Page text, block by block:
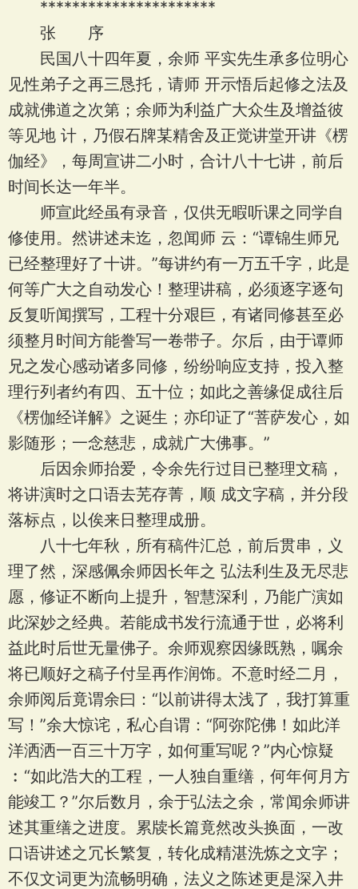
**********************
张 序
民国八十四年夏，余师 平实先生承多位明心
见性弟子之再三恳托，请师 开示悟后起修之法及
成就佛道之次第；余师为利益广大众生及增益彼
等见地 计，乃假石牌某精舍及正觉讲堂开讲《楞
伽经》，每周宣讲二小时，合计八十七讲，前后
时间长达一年半。
师宣此经虽有录音，仅供无暇听课之同学自
修使用。然讲述未迄，忽闻师 云：“谭锦生师兄
已经整理好了十讲。”每讲约有一万五千字，此是
何等广大之自动发心！整理讲稿，必须逐字逐句
反复听闻撰写，工程十分艰巨，有诸同修甚至必
须整月时间方能誊写一卷带子。尔后，由于谭师
兄之发心感动诸多同修，纷纷响应支持，投入整
理行列者约有四、五十位；如此之善缘促成往后
《楞伽经详解》之诞生；亦印证了“菩萨发心，如
影随形；一念慈悲，成就广大佛事。”
后因余师抬爱，令余先行过目已整理文稿，
将讲演时之口语去芜存菁，顺 成文字稿，并分段
落标点，以俟来日整理成册。
八十七年秋，所有稿件汇总，前后贯串，义
理了然，深感佩余师因长年之 弘法利生及无尽悲
愿，修证不断向上提升，智慧深利，乃能广演如
此深妙之经典。若能成书发行流通于世，必将利
益此时后世无量佛子。余师观察因缘既熟，嘱余
将已顺好之稿子付呈再作润饰。不意时经二月，
余师阅后竟谓余曰：“以前讲得太浅了，我打算重
写！”余大惊诧，私心自谓：“阿弥陀佛！如此洋
洋洒洒一百三十万字，如何重写呢？”内心惊疑
︰“如此浩大的工程，一人独自重缮，何年何月方
能竣工？”尔后数月，余于弘法之余，常闻余师讲
述其重缮之进度。累牍长篇竟然改头换面，一改
口语讲述之冗长繁复，转化成精湛洗炼之文字；
不仅文词更为流畅明确，法义之陈述更是深入井